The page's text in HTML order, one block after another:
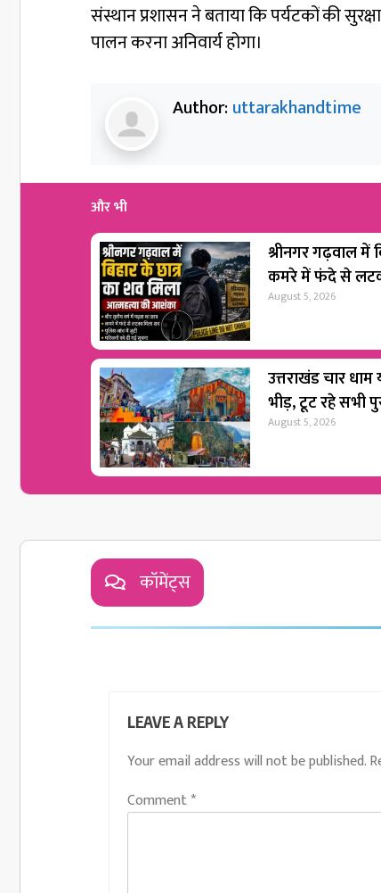
संस्थान प्रशासन ने बताया कि पर्यटकों की
पालन करना अनिवार्य होगा।
Author:uttarakhandtime
और भी
श्रीनगर गढ़वाल में
कमरे में फंदे से
August 5, 2026
उत्तराखंड चार धाम
भीड़, टूट रहे सभी
August 5, 2026
कॉमेंट्स
LEAVE A REPLY
Your email address will not be published.
Comment*